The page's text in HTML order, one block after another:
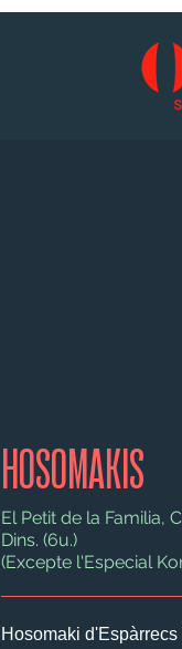
HOSOMAKIS
El Petit de la Familia,
Dins. (6u.)
(Excepte l'Especial
Hosomaki d'Espàrrecs